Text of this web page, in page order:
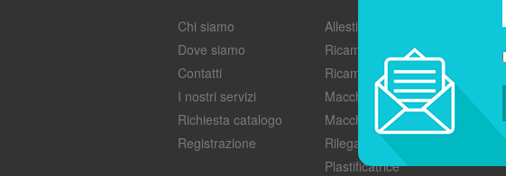
Chi siamo
Dove siamo
Contatti
I nostri servizi
Richiesta catalogo
Registrazione
Allestimento
Ricambi Macchine Stampa
Ricambi
Macchine Stampa
Macchine Stampa Usate
Rilegatrice
Plastificatrice